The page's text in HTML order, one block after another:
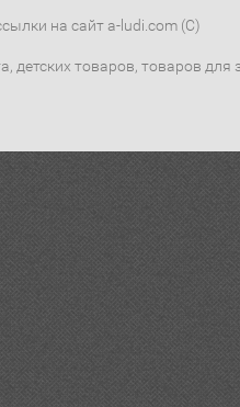
на сайт a-ludi.com (C)
товаров, товаров